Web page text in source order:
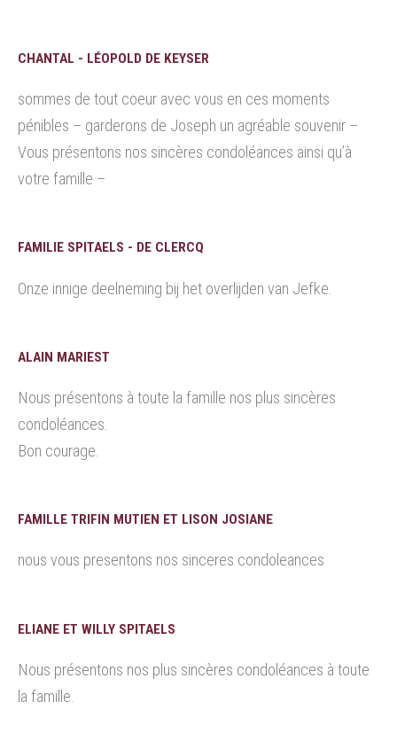
CHANTAL - LÉOPOLD DE KEYSER
sommes de tout coeur avec vous en ces moments
pénibles – garderons de Joseph un agréable souvenir –
Vous présentons nos sincères condoléances ainsi qu’à
votre famille –
FAMILIE SPITAELS - DE CLERCQ
Onze innige deelneming bij het overlijden van Jefke.
ALAIN MARIEST
Nous présentons à toute la famille nos plus sincères
condoléances.
Bon courage.
FAMILLE TRIFIN MUTIEN ET LISON JOSIANE
nous vous presentons nos sinceres condoleances
ELIANE ET WILLY SPITAELS
Nous présentons nos plus sincères condoléances à toute
la famille.